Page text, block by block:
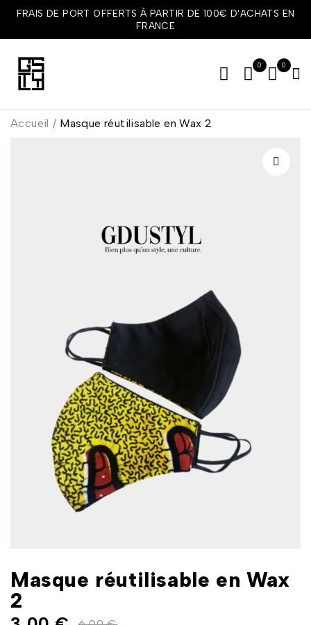
FRAIS DE PORT OFFERTS À PARTIR DE 100€ D'ACHATS EN
FRANCE
0 0
Accueil / Masque réutilisable en Wax 2
Masque réutilisable en Wax
2